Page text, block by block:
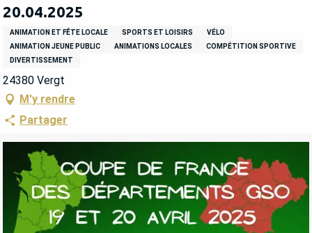
20.04.2025
ANIMATION ET FÊTE LOCALE SPORTS ET LOISIRS
VÉLO
ANIMATION JEUNE PUBLIC
ANIMATIONS LOCALES
COMPÉTITION SPORTIVE
DIVERTISSEMENT
24380 Vergt
M'y rendre
Partager